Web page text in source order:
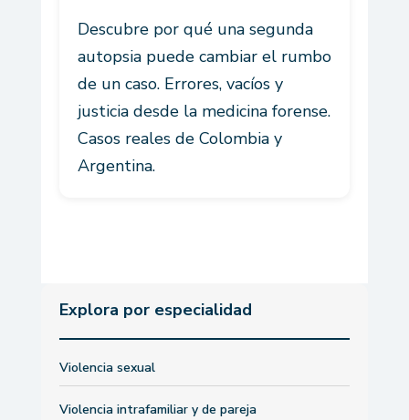
Descubre por qué una segunda
autopsia puede cambiar el rumbo
de un caso. Errores, vacíos y
justicia desde la medicina forense.
Casos reales de Colombia y
Argentina.
Explora por especialidad
Violencia sexual
Violencia intrafamiliar y de pareja